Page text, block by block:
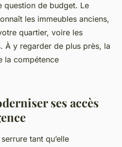
question de budget. Le
les immeubles anciens,
quartier, voire les
À y regarder de plus près, la
la compétence
ses accès
tant qu’elle